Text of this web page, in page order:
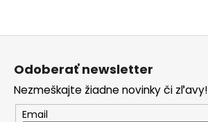
Z
Odoberať newsletter
Nezmeškajte žiadne novinky či zľavy!
Email